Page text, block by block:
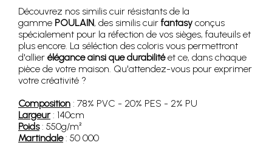
Découvrez nos similis cuir résistants de la
gamme POULAIN, des similis cuir fantasy conçus
spécialement pour la réfection de vos sièges, fauteuils et
plus encore. La séléction des coloris vous permettront
d'allier élégance ainsi que durabilitéet ce, dans chaque
pièce de votre maison. Qu'attendez-vous pour exprimer
votre créativité ?
Composition : 78% PVC - 20% PES - 2% PU
Largeur: 140cm
Poids: 550g/m²
Martindale: 50 000